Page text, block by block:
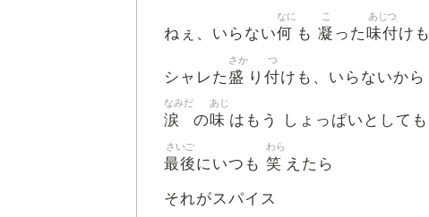
ねぇ、いらない何
なに
も 凝
こ
った味付
あじつ
けも
シャレた盛
さか
り 付
つ
けも、いらないから
涙
なみだ
の味
あじ
はもう しょっぱいとしても
最後
さいご
にいつも 笑
わら
えたら
それがスパイス